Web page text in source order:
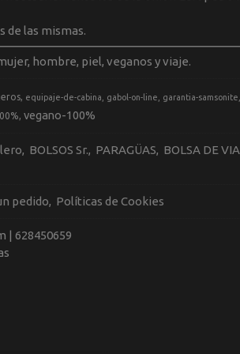
de las mismas.
hombre, piel, veganos y viaje.
equipaje-de-cabina gabol-on-line garantia-samsonite
vegano-100%
BOLSOS Sr. PARAGÜAS
BOLSA DE
pedido Políticas de Cookies
| 628450659